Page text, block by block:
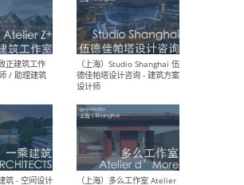
最新工作
按地区查看 ：全部|北方|长江